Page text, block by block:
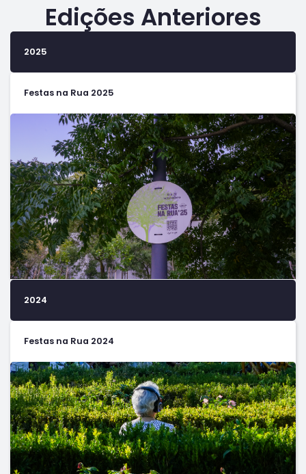
Edições Anteriores
2025
Festas na Rua 2025
2024
Festas na Rua 2024